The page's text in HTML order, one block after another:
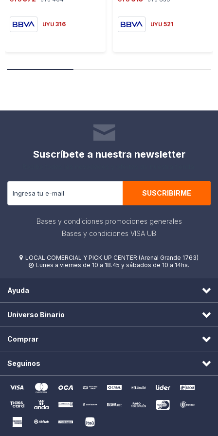
UYU 316 UYU 521
Suscríbete a nuestra newsletter
SUSCRIBIRME
Bases y condiciones promociones generales
Bases y condiciones VISA UB
 LOCAL COMERCIAL Y PICK UP CENTER (Arenal Grande 1763)
 Lunes a viernes de 10 a 18.45 y sábados de 10 a 14hs.
Ayuda
Universo Binario
Comprar
Seguinos